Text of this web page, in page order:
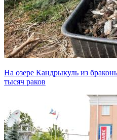
На озере Кандрыкуль из
тысяч раков